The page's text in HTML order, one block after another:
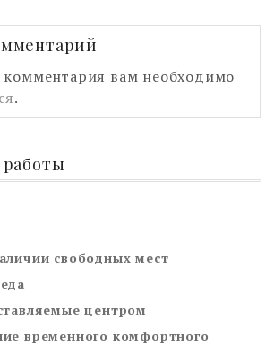
вам необходимо
.
свободных мест
центром
временного комфортного